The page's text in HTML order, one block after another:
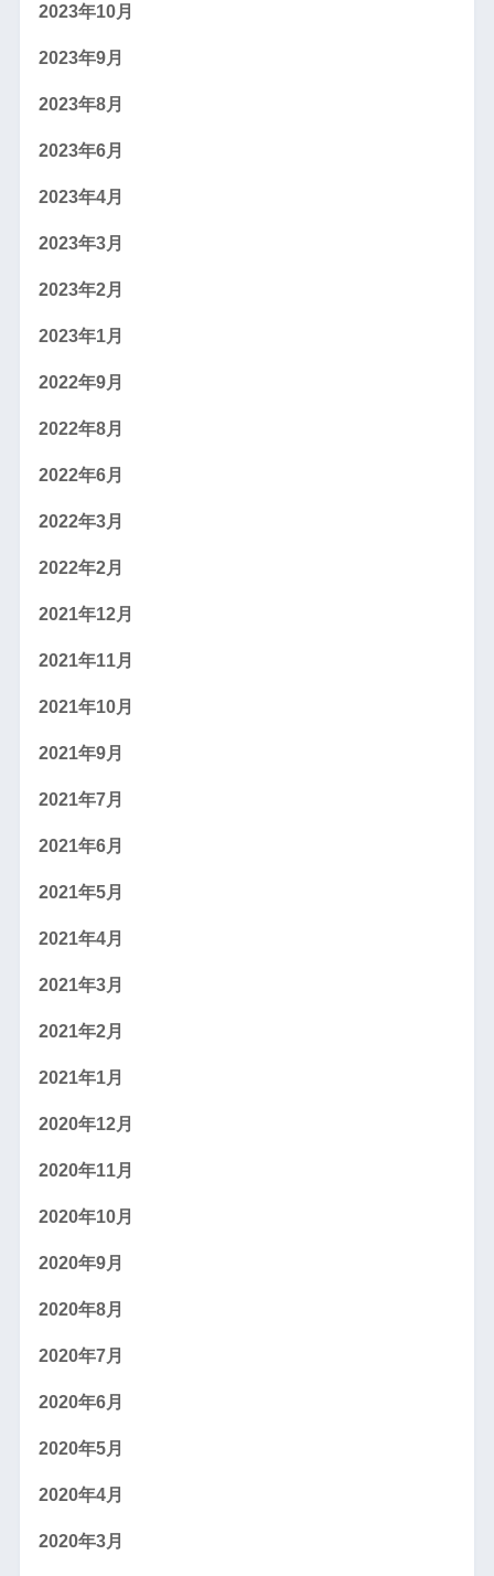
2023年10月
2023年9月
2023年8月
2023年6月
2023年4月
2023年3月
2023年2月
2023年1月
2022年9月
2022年8月
2022年6月
2022年3月
2022年2月
2021年12月
2021年11月
2021年10月
2021年9月
2021年7月
2021年6月
2021年5月
2021年4月
2021年3月
2021年2月
2021年1月
2020年12月
2020年11月
2020年10月
2020年9月
2020年8月
2020年7月
2020年6月
2020年5月
2020年4月
2020年3月